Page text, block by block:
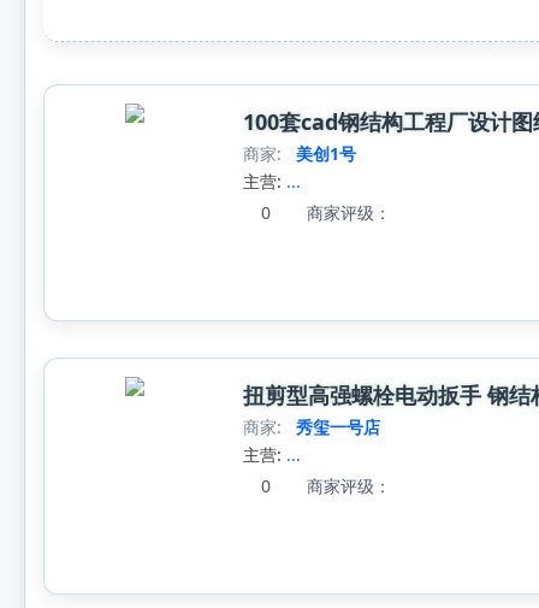
100套cad钢结构工程厂设计
商家:
美创1号
主营: ...
0
商家评级：
扭剪型高强螺栓电动扳手 钢
商家:
秀玺一号店
主营: ...
0
商家评级：